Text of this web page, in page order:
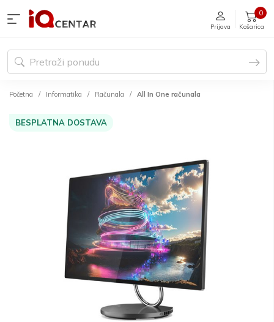
Prijava Košarica
0
Početna Informatika Računala All In One računala
BESPLATNA DOSTAVA